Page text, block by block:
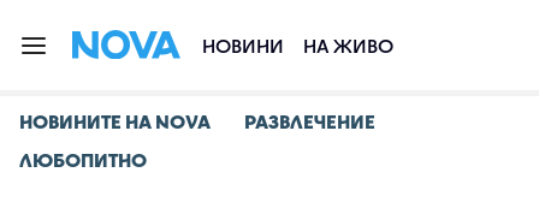
НОВИНИ НА ЖИВО
НОВИНИТЕ НА NOVA
РАЗВЛЕЧЕНИЕ
ЛЮБОПИТНО